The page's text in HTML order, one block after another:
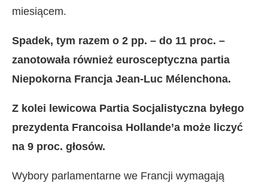
miesiącem.
Spadek, tym razem o 2 pp. – do 11 proc. –
zanotowała również eurosceptyczna partia
Niepokorna Francja Jean-Luc Mélenchona.
Z kolei lewicowa Partia Socjalistyczna byłego
prezydenta Francoisa Hollande’a może liczyć
na 9 proc. głosów.
Wybory parlamentarne we Francji wymagają